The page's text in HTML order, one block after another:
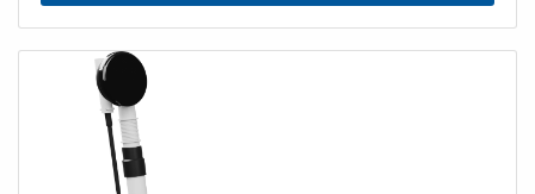
terre pour liaison équipotentielle selon VDE 0100 100%